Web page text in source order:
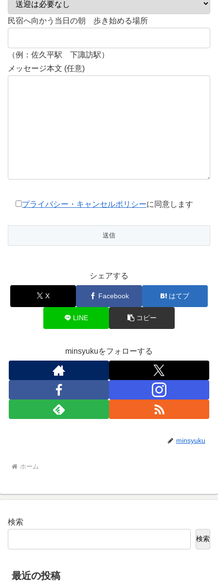
民宿へ向かう当日の朝 歩き始める場所
（例：佐久平駅 下諏訪駅）
メッセージ本文 (任意)
プライバシー・キャンセルポリシーに同意します
シェアする
X Facebook はてブ
LINE コピー
minsyukuをフォローする
minsyuku
ホーム
検索
検索
最近の投稿